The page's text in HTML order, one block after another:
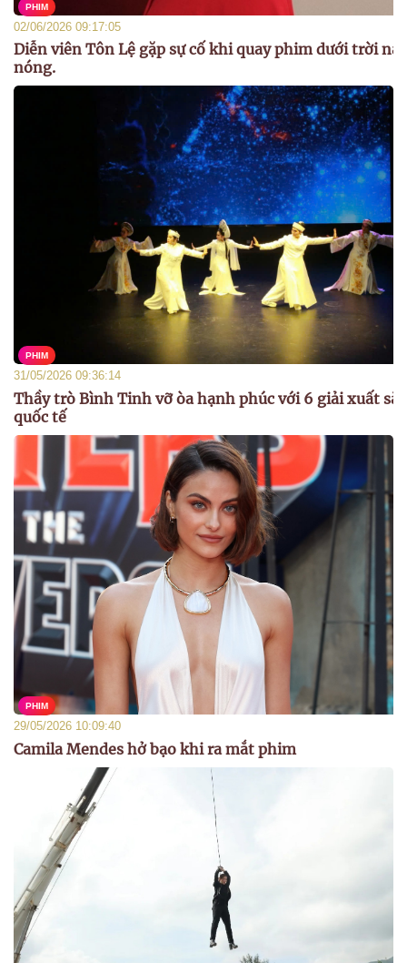
PHIM
02/06/2026 09:17:05
Diễn viên Tôn Lệ gặp sự cố khi quay phim dưới trời
nóng.
PHIM
31/05/2026 09:36:14
Thầy trò Bình Tinh vỡ òa hạnh phúc với 6 giải xuất sắc
quốc tế
PHIM
29/05/2026 10:09:40
Camila Mendes hở bạo khi ra mắt phim